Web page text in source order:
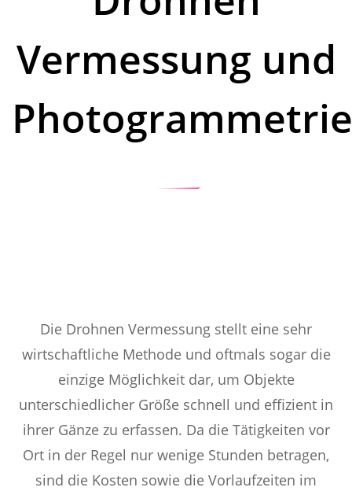
Vermessung und
Die Drohnen Vermessung stellt eine sehr
wirtschaftliche Methode und oftmals sogar die
einzige Möglichkeit dar, um Objekte
unterschiedlicher Größe schnell und effizient in
ihrer Gänze zu erfassen. Da die Tätigkeiten vor
Ort in der Regel nur wenige Stunden betragen,
sind die Kosten sowie die Vorlaufzeiten im